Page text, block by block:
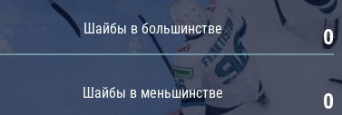
Шайбы в большинстве 0
Шайбы в меньшинстве 0